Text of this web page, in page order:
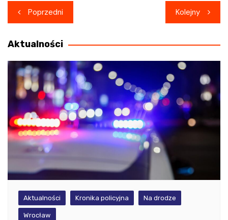
Nawigacja
wpisu
Poprzedni Kolejny
Aktualności
Aktualności Kronika policyjna Na drodze
Wrocław